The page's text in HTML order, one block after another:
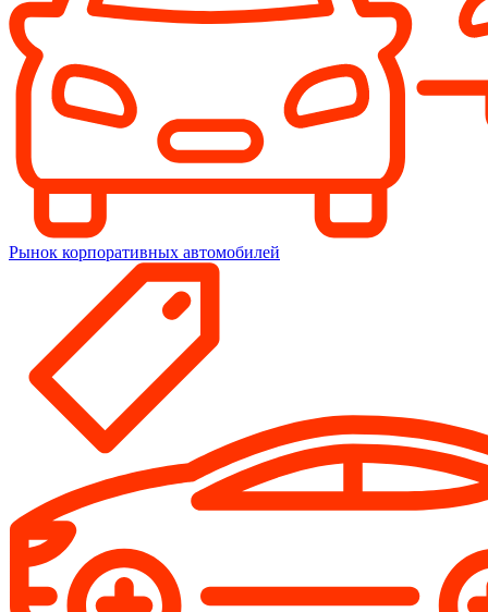
Рынок корпоративных автомобилей